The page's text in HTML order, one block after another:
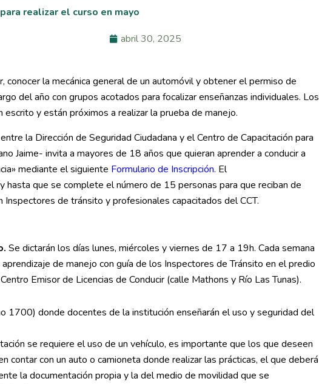
realizar el curso en mayo
abril 30, 2025
conocer la mecánica general de un automóvil y obtener el permiso de
del año con grupos acotados para focalizar enseñanzas individuales. Los
y están próximos a realizar la prueba de manejo.
la Dirección de Seguridad Ciudadana y el Centro de Capacitación para
Jaime- invita a mayores de 18 años que quieran aprender a conducir a
mediante el siguiente Formulario de Inscripción. El
que se complete el número de 15 personas para que reciban de
de tránsito y profesionales capacitados del CCT.
Se dictarán los días lunes, miércoles y viernes de 17 a 19h. Cada semana
de manejo con guía de los Inspectores de Tránsito en el predio
Emisor de Licencias de Conducir (calle Mathons y Río Las Tunas).
1700) donde docentes de la institución enseñarán el uso y seguridad del
se requiere el uso de un vehículo, es importante que los que deseen
contar con un auto o camioneta donde realizar las prácticas, el que deberá
la documentación propia y la del medio de movilidad que se